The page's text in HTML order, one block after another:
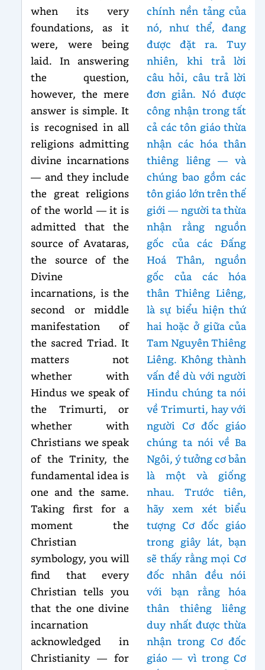
when its very
foundations, as it
were, were being
laid. In answering
the question,
however, the mere
answer is simple. It
is recognised in all
religions admitting
divine incarnations
— and they include
the great religions
of the world — it is
admitted that the
source of Avataras,
the source of the
Divine
incarnations, is the
second or middle
manifestation of
the sacred Triad. It
matters not
whether with
Hindus we speak of
the Trimurti, or
whether with
Christians we speak
of the Trinity, the
fundamental idea is
one and the same.
Taking first for a
moment the
Christian
symbology, you will
find that every
Christian tells you
that the one divine
incarnation
acknowledged in
Christianity — for
chính nền tảng của
nó, như thể, đang
được đặt ra. Tuy
nhiên, khi trả lời
câu hỏi, câu trả lời
đơn giản. Nó được
công nhận trong tất
cả các tôn giáo thừa
nhận các hóa thân
thiêng liêng — và
chúng bao gồm các
tôn giáo lớn trên thế
giới — người ta thừa
nhận rằng nguồn
gốc của các Đấng
Hoá Thân, nguồn
gốc của các hóa
thân Thiêng Liêng,
là sự biểu hiện thứ
hai hoặc ở giữa của
Tam Nguyên Thiêng
Liêng. Không thành
vấn đề dù với người
Hindu chúng ta nói
về Trimurti, hay với
người Cơ đốc giáo
chúng ta nói về Ba
Ngôi, ý tưởng cơ bản
là một và giống
nhau. Trước tiên,
hãy xem xét biểu
tượng Cơ đốc giáo
trong giây lát, bạn
sẽ thấy rằng mọi Cơ
đốc nhân đều nói
với bạn rằng hóa
thân thiêng liêng
duy nhất được thừa
nhận trong Cơ đốc
giáo — vì trong Cơ